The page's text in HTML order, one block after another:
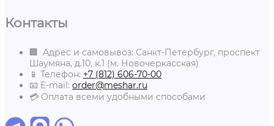
Контакты
🏢 Адрес и самовывоз: Санкт-Петербург, проспект
Шаумяна, д.10, к.1 (м. Новочеркасская)
📱 Телефон: +7 (812) 606-70-00
📧 E-mail: order@meshar.ru
💳 Оплата всеми удобными способами